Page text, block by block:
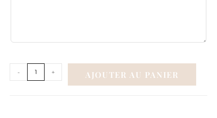
- + AJOUTER AU PANIER